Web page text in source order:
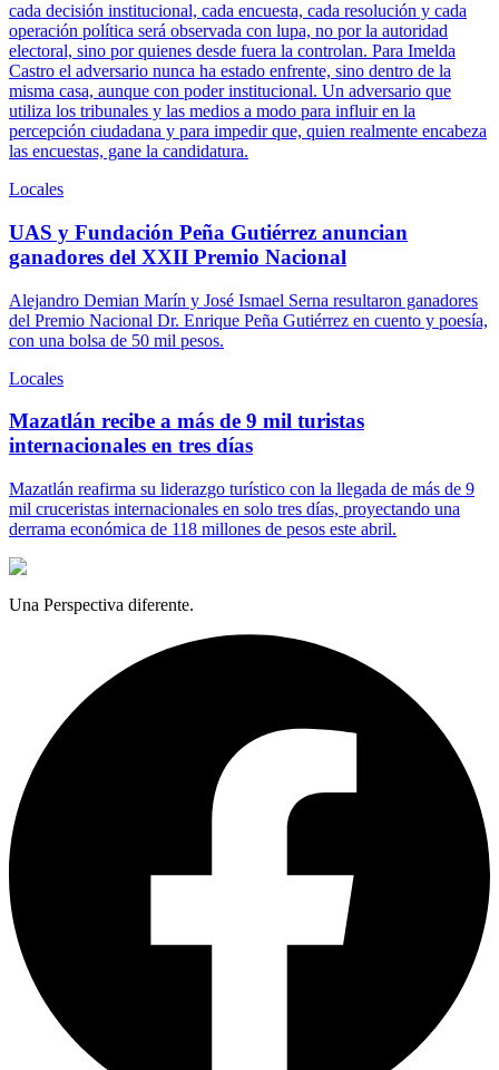
cada decisión institucional, cada encuesta, cada resolución y cada
operación política será observada con lupa, no por la autoridad
electoral, sino por quienes desde fuera la controlan. Para Imelda
Castro el adversario nunca ha estado enfrente, sino dentro de la
misma casa, aunque con poder institucional. Un adversario que
utiliza los tribunales y las medios a modo para influir en la
percepción ciudadana y para impedir que, quien realmente encabeza
las encuestas, gane la candidatura.
Locales
UAS y Fundación Peña Gutiérrez anuncian
ganadores del XXII Premio Nacional
Alejandro Demian Marín y José Ismael Serna resultaron ganadores
del Premio Nacional Dr. Enrique Peña Gutiérrez en cuento y poesía,
con una bolsa de 50 mil pesos.
Locales
Mazatlán recibe a más de 9 mil turistas
internacionales en tres días
Mazatlán reafirma su liderazgo turístico con la llegada de más de 9
mil cruceristas internacionales en solo tres días, proyectando una
derrama económica de 118 millones de pesos este abril.
Una Perspectiva diferente.